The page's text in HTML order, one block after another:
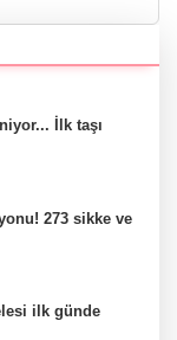
İlk taşı
273 sikke ve
ilk günde